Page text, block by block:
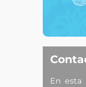
En esta